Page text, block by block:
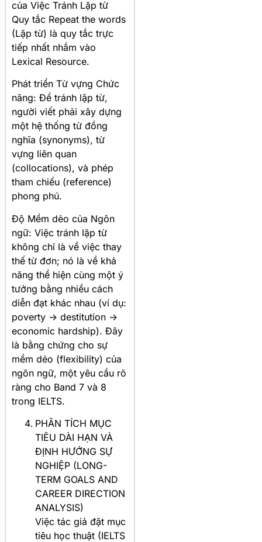
của Việc Tránh Lặp từ
Quy tắc Repeat the words
(Lặp từ) là quy tắc trực
tiếp nhất nhắm vào
Lexical Resource.
Phát triển Từ vựng Chức
năng: Để tránh lặp từ,
người viết phải xây dựng
một hệ thống từ đồng
nghĩa (synonyms), từ
vựng liên quan
(collocations), và phép
tham chiếu (reference)
phong phú.
Độ Mềm dẻo của Ngôn
ngữ: Việc tránh lặp từ
không chỉ là về việc thay
thế từ đơn; nó là về khả
năng thể hiện cùng một ý
tưởng bằng nhiều cách
diễn đạt khác nhau (ví dụ:
poverty -> destitution ->
economic hardship). Đây
là bằng chứng cho sự
mềm dẻo (flexibility) của
ngôn ngữ, một yêu cầu rõ
ràng cho Band 7 và 8
trong IELTS.
PHÂN TÍCH MỤC
TIÊU DÀI HẠN VÀ
ĐỊNH HƯỚNG SỰ
NGHIỆP (LONG-
TERM GOALS AND
CAREER DIRECTION
ANALYSIS)
Việc tác giả đặt mục
tiêu học thuật (IELTS